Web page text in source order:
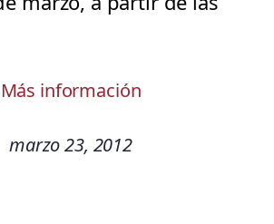
Más información
marzo 23, 2012